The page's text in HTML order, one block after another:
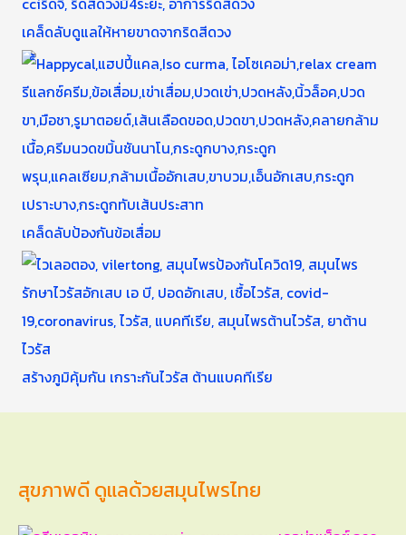
เคล็ดลับดูแลให้หายขาดจากริดสีดวง
เคล็ดลับป้องกันข้อเสื่อม
สร้างภูมิคุ้มกัน เกราะกันไวรัส ต้านแบคทีเรีย
สุขภาพดี ดูแลด้วยสมุนไพรไทย